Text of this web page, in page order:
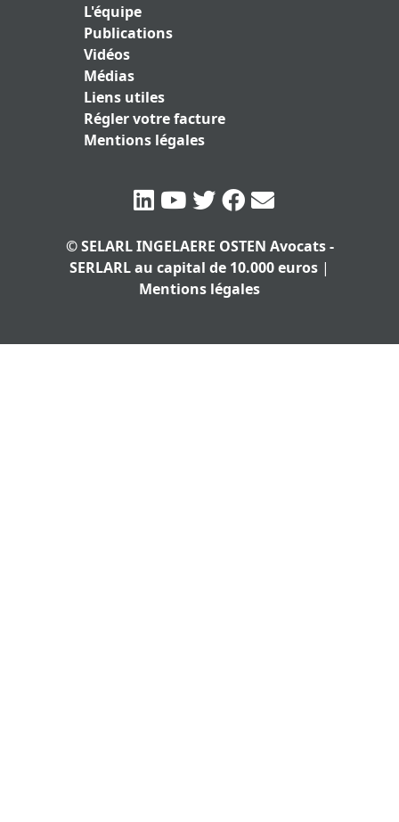
L'équipe
Publications
Vidéos
Médias
Liens utiles
Régler votre facture
Mentions légales
© SELARL INGELAERE OSTEN Avocats -
SERLARL au capital de 10.000 euros |
Mentions légales